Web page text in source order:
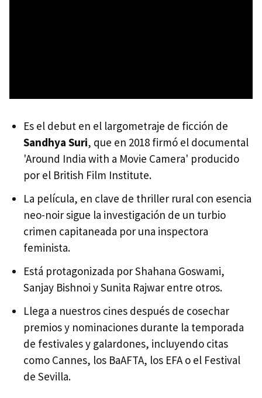
Es el debut en el largometraje de ficción de
Sandhya Suri, que en 2018 firmó el documental
'Around India with a Movie Camera' producido
por el British Film Institute.
La película, en clave de thriller rural con esencia
neo-noir sigue la investigación de un turbio
crimen capitaneada por una inspectora
feminista.
Está protagonizada por Shahana Goswami,
Sanjay Bishnoi y Sunita Rajwar entre otros.
Llega a nuestros cines después de cosechar
premios y nominaciones durante la temporada
de festivales y galardones, incluyendo citas
como Cannes, los BaAFTA, los EFA o el Festival
de Sevilla.